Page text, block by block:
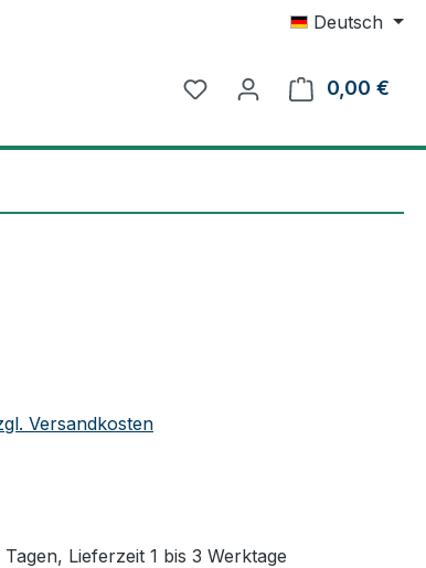
Deutsch
0,00 €
Versandkosten
von 5 von 5 Sternen
Lieferzeit 1 bis 3 Werktage